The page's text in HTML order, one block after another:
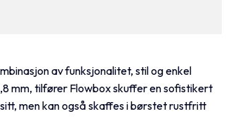
av funksjonalitet, stil og enkel
mm, tilfører Flowbox skuffer en sofistikert
men kan også skaffes i børstet rustfritt